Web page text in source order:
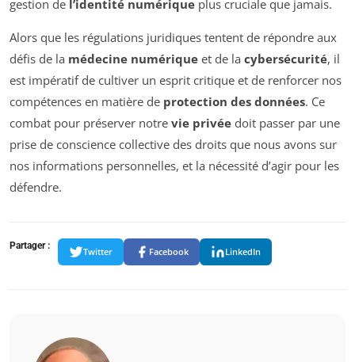
gestion de l’identité numérique plus cruciale que jamais.
Alors que les régulations juridiques tentent de répondre aux
défis de la médecine numérique et de la cybersécurité, il
est impératif de cultiver un esprit critique et de renforcer nos
compétences en matière de protection des données. Ce
combat pour préserver notre vie privée doit passer par une
prise de conscience collective des droits que nous avons sur
nos informations personnelles, et la nécessité d’agir pour les
défendre.
Partager :
Twitter Facebook LinkedIn